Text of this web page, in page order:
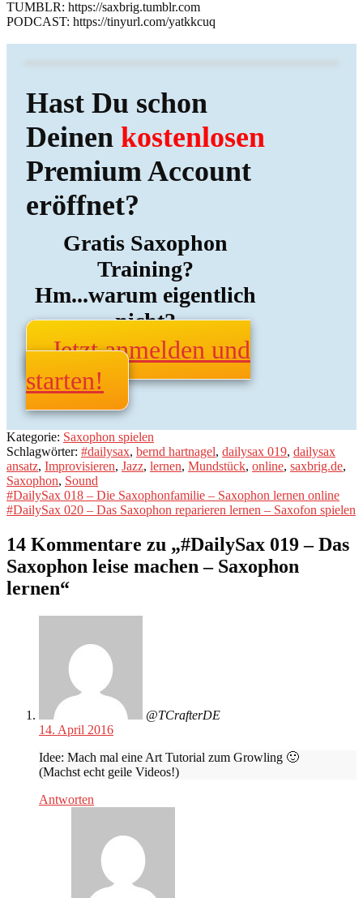
TUMBLR: https://saxbrig.tumblr.com
PODCAST: https://tinyurl.com/yatkkcuq
Hast Du schon
Deinen kostenlosen
Premium Account
eröffnet?
Gratis Saxophon
Training?
Hm...warum eigentlich
nicht?
Jetzt anmelden und
starten!
Kategorie: Saxophon spielen
Schlagwörter: #dailysax, bernd hartnagel, dailysax 019, dailysax
ansatz, Improvisieren, Jazz, lernen, Mundstück, online, saxbrig.de,
Saxophon, Sound
Beitragsnavigation
Vorheriger
Beitrag:
#DailySax 018 – Die Saxophonfamilie – Saxophon lernen online
Nächster
#DailySax 020 – Das Saxophon reparieren lernen – Saxofon spielen
14 Kommentare zu „#DailySax 019 – Das
Saxophon leise machen – Saxophon
lernen“
@TCrafterDE
14. April 2016
Idee: Mach mal eine Art Tutorial zum Growling 🙂
(Machst echt geile Videos!)
Antworten